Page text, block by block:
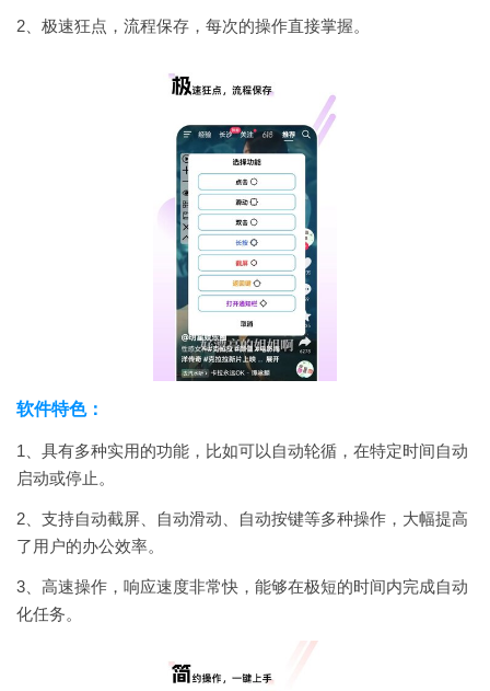
2、极速狂点，流程保存，每次的操作直接掌握。
软件特色：
1、具有多种实用的功能，比如可以自动轮循，在特定时间自动
启动或停止。
2、支持自动截屏、自动滑动、自动按键等多种操作，大幅提高
了用户的办公效率。
3、高速操作，响应速度非常快，能够在极短的时间内完成自动
化任务。